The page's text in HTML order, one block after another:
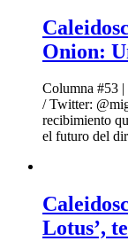
Onion:
Columna #53 |
/ Twitter:
recibimiento
el futuro del
Lotus’,